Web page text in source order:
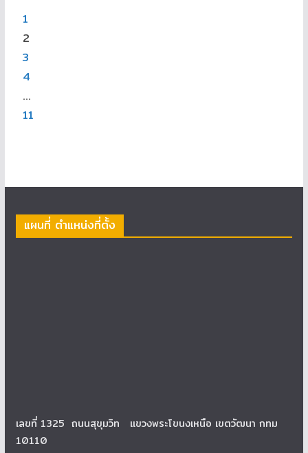
1
2
3
4
…
11
แผนที่ ตำแหน่งที่ตั้ง
เลขที่ 1325 ถนนสุขุมวิท แขวงพระโขนงเหนือ เขตวัฒนา กทม
10110